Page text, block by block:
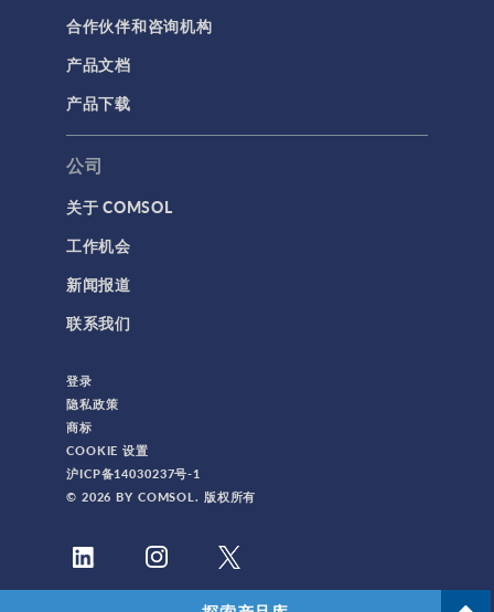
合作伙伴和咨询机构
产品文档
产品下载
公司
关于 COMSOL
工作机会
新闻报道
联系我们
登录
隐私政策
商标
COOKIE 设置
沪ICP备14030237号-1
© 2026 BY COMSOL. 版权所有